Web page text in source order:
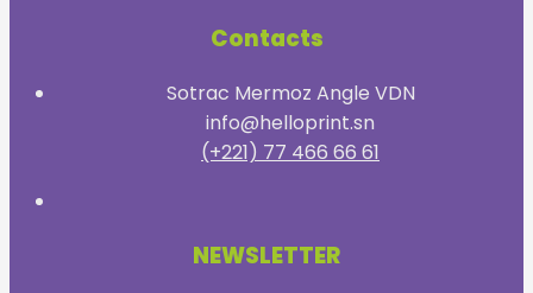
Contacts
Sotrac Mermoz Angle VDN
info@helloprint.sn
(+221) 77 466 66 61
NEWSLETTER